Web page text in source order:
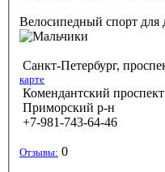
Велосипедный спорт для
Санкт-Петербург,
карте
Комендантский проспект
Приморский р-н
+7-981-743-64-46
Отзывы: 0